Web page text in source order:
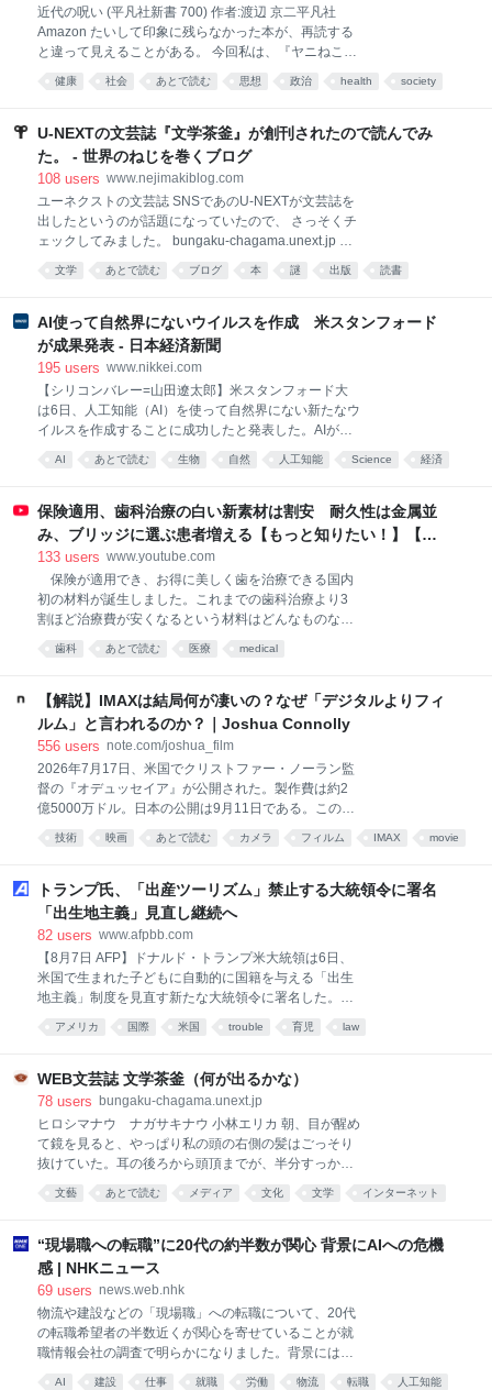
も、「ファンレターを送る」からご応募ください。質
問の冒頭に【映画相談】とタイトルを付けて、ペンネ
ームも忘れずにご記入ください。（例：【映画相談】
P.N. ホウキチ）※質問を漫画で紹介する際は、質問内
近代の呪い (平凡社新書 700) 作者:渡辺 京二平凡社
Amazon たいして印象に残らなかった本が、再読する
と違って見えることがある。 今回私は、『ヤニねこ』
や『ドカ食いダイスキ！もちづきさん』を思い出しな
がら上掲新書を再読し、前と違う印象を得た。 衛生化
（否、そうではない） この『近代の呪い』という本
は、そのタイトルどおり近代という時代、近代という
体制に対してけっこう手厳しい感じの本だ。近代社会
由、前近代の民衆にとって好ましく、お偉いさんのい
うことをきかなくても済んだ部分までもが容赦のない
中央集権化や社会契約化によってかき消されていく様
子なども批判的に書いている。国民のひとりひとりが
か、みたいなことま
健康 社会 あとで読む 思想 政治 health society
U-NEXTの文芸誌『文学茶釜』が創刊されたので読んでみ
た。 - 世界のねじを巻くブログ
108 users www.nejimakiblog.com
ユーネクストの文芸誌 SNSであのU-NEXTが文芸誌を
出したというのが話題になっていたので、 さっそくチ
ェックしてみました。 bungaku-chagama.unext.jp 創
刊の挨拶も中の人が見える感じで良い。 ・創刊のご挨
拶 | WEB文芸誌 文学茶釜（何が出るかな） 現実が逼迫
ます。いや、もはや問われてすらいないのかもしれま
せん。20年続く業界の斜陽化は、多くの人々の内にあ
る「無意味である」という結論を表しているのかもし
れ固有の想像力を持つ表現者の、自由な創造物を世に
送り出すための場所です。 作品は時に、読む・見る・
聞く人の心を搔き乱すような強烈な疑問や、ハレーシ
ョンを孕みます。 そんな作品についてのお言葉はぜひ
文学 あとで読む ブログ 本 謎 出版 読書
AI使って自然界にないウイルスを作成 米スタンフォード
が成果発表 - 日本経済新聞
195 users www.nikkei.com
【シリコンバレー=山田遼太郎】米スタンフォード大
は6日、人工知能（AI）を使って自然界にない新たなウ
イルスを作成することに成功したと発表した。AIが生
命の設計図にあたるゲノム（全遺伝情報）の配列全体
を設計し、機能を確認できた初の事例という。医療の
る。スタンフォード大などの研究チームが、生成AIの
設計を基に、感染症の原因などになる細菌を殺す「フ
ァージ
AI あとで読む 生物 自然 人工知能 Science 経済
保険適用、歯科治療の白い新素材は割安 耐久性は金属並
み、ブリッジに選ぶ患者増える【もっと知りたい！】【グ
ッド！モーニング】(2026年8月3日)
133 users www.youtube.com
保険が適用でき、お得に美しく歯を治療できる国内
初の材料が誕生しました。これまでの歯科治療より3
割ほど治療費が安くなるという材料はどんなものなの
でしょうか。 ■歯科技工士の負担軽減に まるで本物
の歯のような自然な白さ。実はこれ、樹脂製のブロッ
高知に本社を構える歯科材料メーカーです。
YAMAKIN 加藤喬大主席研究員 「材料の中心、補強
材料としてガラス繊維製で作られた芯棒を配置してい
るところ。4年間にわたり研究開発、辛抱しながら開
発したという両方を合わせてSHIN－BOW（シンボ
ー）という製品名になっている。歯を失った場合、保
険で白い歯でブリッジが製作可能」 ブリッジ治療と
は、虫歯などで歯を失った場合、その両隣の歯を土台
す。その
歯科 あとで読む 医療 medical
【解説】IMAXは結局何が凄いの？なぜ「デジタルよりフィ
ルム」と言われるのか？｜Joshua Connolly
556 users note.com/joshua_film
2026年7月17日、米国でクリストファー・ノーラン監
督の『オデュッセイア』が公開された。製作費は約2
億5000万ドル。日本の公開は9月11日である。この映
画には、映画史上「初」の肩書きがひとつ付いてい
る。全編がIMAXフィルムカメラで撮影された、史上最
う技術が衆人の元でデビューしたのは1970年、大阪万
博の富士グループパビリオンだったというのはご存知
だろうか。そこで上映された『Tiger Child』が世界初
た、しかもフィルムという過去の技術が、2026年のい
ま、業界最高額クラスの超大作を丸ごと任されてい
る。スマホですら8K動画が撮れる時代に、なぜだろう
か？ 思えば、「大作を観るならやっぱりIMAXで」と
技術 映画 あとで読む カメラ フィルム IMAX movie
トランプ氏、「出産ツーリズム」禁止する大統領令に署名
「出生地主義」見直し継続へ
82 users www.afpbb.com
【8月7日 AFP】ドナルド・トランプ米大統領は6日、
米国で生まれた子どもに自動的に国籍を与える「出生
地主義」制度を見直す新たな大統領令に署名した。米
国籍取得を目的とした「出産⁠ツーリズム」を禁じる内​
容。 米最高裁は6月30日、トランプ政権の出生地主義
ド・ブランシュ米司法長官代行は判決を受け、出産ツ
ーリズムに対する取り締まりを一段と強化する方針を
明らかにしていた。 トランプ氏はホワイトハウスで記
者団に対し、「彼らのせいで、出生地主義制度はすっ
かり茶番になってしまった」と述べ、国籍取得の出産
いて、「極めて残念」と改めて述べた上で、「これは
ティーブン・ミラー大統領次席補佐官によると、今回
の大統領令では、外国のテロ組織や外国政府のロビー
活動に関与す
アメリカ 国際 米国 trouble 育児 law
WEB文芸誌 文学茶釜（何が出るかな）
78 users bungaku-chagama.unext.jp
ヒロシマナウ ナガサキナウ 小林エリカ 朝、目が醒め
て鏡を見ると、やっぱり私の頭の右側の髪はごっそり
抜けていた。耳の後ろから頭頂までが、半分すっかり
禿げあがっている。 私の長い髪が抜け始めたのは、冬
のことだった。なんとなしに身体がだるい。起きあが
と考えた。しかし、あまりにも髪がごっそりと抜け落
ちるようになったから、さすがに不安になった。病院
を幾つも回っても、原因は不明。すっかり困り果て、
文藝 あとで読む メディア 文化 文学 インターネット
“現場職への転職”に20代の約半数が関心 背景にAIへの危機
感 | NHKニュース
69 users news.web.nhk
物流や建設などの「現場職」への転職について、20代
の転職希望者の半数近くが関心を寄せていることが就
職情報会社の調査で明らかになりました。背景にはデ
スクワークなどの「事務職」がAIに代替される危機感
AI 建設 仕事 就職 労働 物流 転職 人工知能